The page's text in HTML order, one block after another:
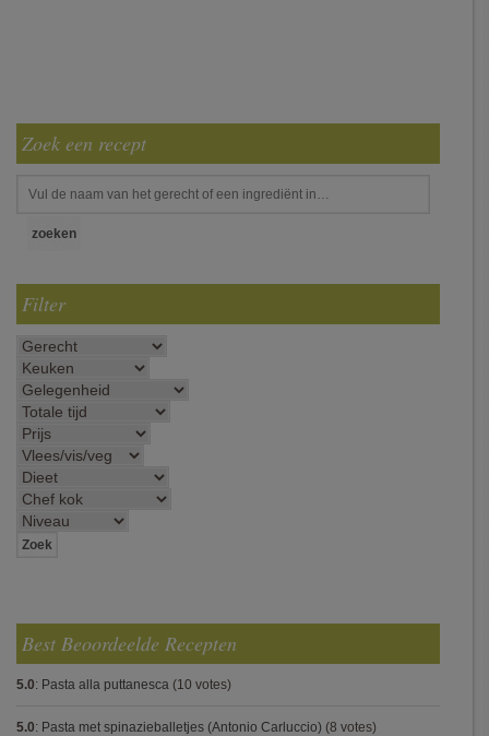
Zoek een recept
Filter
Best Beoordeelde Recepten
5.0: Pasta alla puttanesca (10 votes)
5.0: Pasta met spinazieballetjes (Antonio Carluccio) (8 votes)